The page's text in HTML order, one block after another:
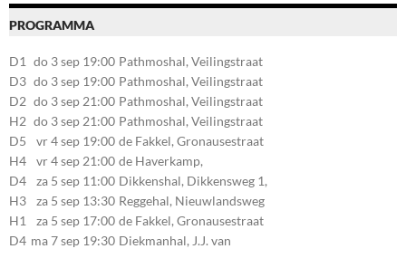
PROGRAMMA
D1 do 3 sep 19:00 Pathmoshal, Veilingstraat
20, 7545LZ Enschede
D3 do 3 sep 19:00 Pathmoshal, Veilingstraat
20, 7545LZ Enschede
D2 do 3 sep 21:00 Pathmoshal, Veilingstraat
20, 7545LZ Enschede
H2 do 3 sep 21:00 Pathmoshal, Veilingstraat
20, 7545LZ Enschede
D5 vr 4 sep 19:00 de Fakkel, Gronausestraat
107, 7581CE Losser
H4 vr 4 sep 21:00 de Haverkamp,
Stationsstraat 30, 7475AM
Markelo
D4 za 5 sep 11:00 Dikkenshal, Dikkensweg 1,
7641CC Wierden
H3 za 5 sep 13:30 Reggehal, Nieuwlandsweg
1, 7461VP Rijssen
H1 za 5 sep 17:00 de Fakkel, Gronausestraat
107, 7581CE Losser
D4 ma 7 sep 19:30 Diekmanhal, J.J. van